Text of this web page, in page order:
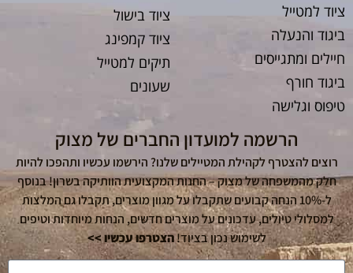
ציוד למטייל
ביגוד והנעלה
חיילים ומתגייסים
ביגוד חורף
טיפוס וגלישה
ציוד בישול
ציוד קמפינג
תיקים למטייל
שעונים
הרשמה למועדון החברים של מצוק
רוצים להצטרף לקהילת המטיילים שלנו? הירשמו עכשיו ותהפכו להיות
חלק מהמשפחה של מצוק – החנות המקצועית הוותיקה בשרון! בנוסף
ל-10% הנחה קבועים שתקבלו על מגוון מוצרים, תקבלו גם המלצות
למסלולי טיולים, עדכונים על מוצרים חדשים, הנחות מיוחדות וטיפים
לשימוש נכון בציוד!הצטרפו עכשיו >>